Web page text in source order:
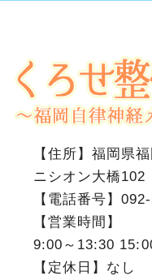
【住所】 福岡県
ニシオン大橋102
【電話番号】
【営業時間】
9:00～13:30
【定休日】なし